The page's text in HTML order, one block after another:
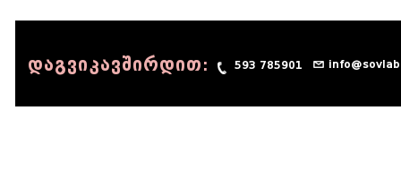
დაგვიკავშირდით: 593 785901